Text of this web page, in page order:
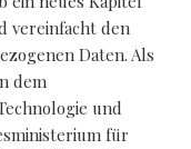
vereinfacht den
Daten. Als
dem
und
für